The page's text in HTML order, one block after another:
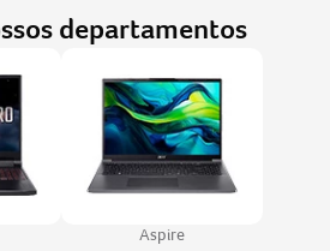
departamentos
Aspire